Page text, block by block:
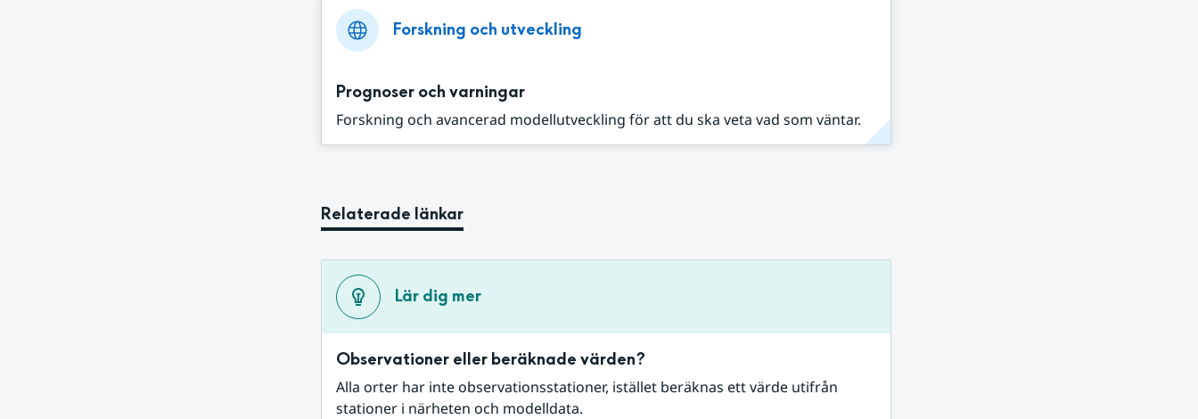
Forskning och utveckling
Prognoser och varningar
Forskning och avancerad modellutveckling för att du ska veta vad som väntar.
Relaterade länkar
Lär dig mer
Observationer eller beräknade värden?
Alla orter har inte observationsstationer, istället beräknas ett värde utifrån
stationer i närheten och modelldata.